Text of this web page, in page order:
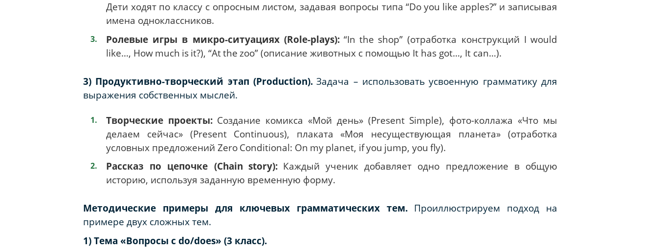
Дети ходят по классу с опросным листом, задавая вопросы типа “Do you like apples?” и записывая
имена одноклассников.
Ролевые игры в микро-ситуациях (Role-plays): “In the shop” (отработка конструкций I would
like…, How much is it?), “Atthe zoo” (описание животных с помощью It has got…, It can…).
3) Продуктивно-творческий этап (Production). Задача – использовать усвоенную грамматику для
выражения собственных мыслей.
Творческие проекты: Создание комикса «Мой день» (Present Simple), фото-коллажа «Что мы
делаем сейчас» (Present Continuous), плаката «Моя несуществующая планета» (отработка
условных предложений Zero Conditional: On my planet, ifyou jump, you fly).
Рассказ по цепочке (Chain story): Каждый ученик добавляет одно предложение в общую
историю, используя заданную временную форму.
Методические примеры для ключевых грамматических тем. Проиллюстрируем подход на
примере двух сложных тем.
1) Тема «Вопросы с do/does» (3 класс).